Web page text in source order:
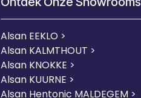
Alsan EEKLO >
Alsan KALMTHOUT >
Alsan KNOKKE >
Alsan KUURNE >
Alsan Hentonic MALDEGEM >